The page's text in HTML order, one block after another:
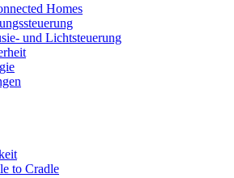
Homes
und Lichtsteuerung
to Cradle